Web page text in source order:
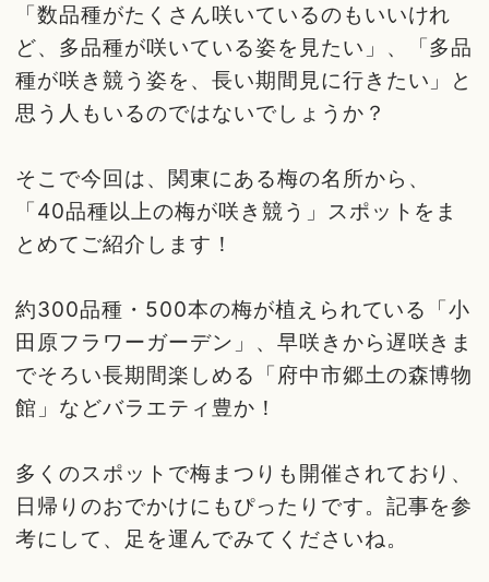
「数品種がたくさん咲いているのもいいけれ
ど、多品種が咲いている姿を見たい」、「多品
種が咲き競う姿を、長い期間見に行きたい」と
思う人もいるのではないでしょうか？
そこで今回は、関東にある梅の名所から、
「40品種以上の梅が咲き競う」スポットをま
とめてご紹介します！
約300品種・500本の梅が植えられている「小
田原フラワーガーデン」、早咲きから遅咲きま
でそろい長期間楽しめる「府中市郷土の森博物
館」などバラエティ豊か！
多くのスポットで梅まつりも開催されており、
日帰りのおでかけにもぴったりです。記事を参
考にして、足を運んでみてくださいね。